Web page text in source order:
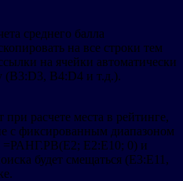
среднего балла
на все строки тем
на ячейки автоматически
(B3:D3, B4:D4 и т.д.).
расчете места в рейтинге,
с фиксированным диапазоном
=РАНГ.РВ(E2; E2:E10; 0) и
будет смещаться (E3:E11,